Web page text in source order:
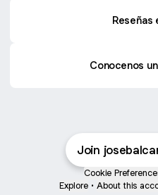
Reseñas
Conocenos
Join
Cookie
Explore • About this